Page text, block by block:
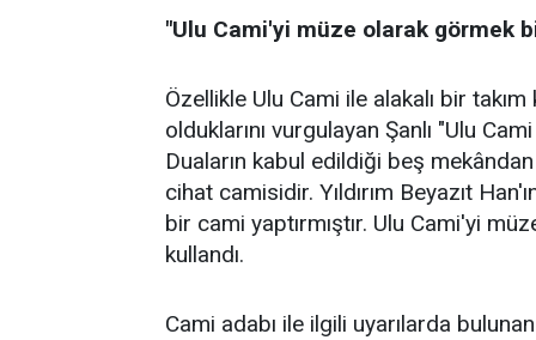
"Ulu Cami'yi müze olarak görmek
Özellikle Ulu Cami ile alakalı bir
olduklarını vurgulayan Şanlı "Ulu
Duaların kabul edildiği beş
cihat camisidir. Yıldırım Beyazıt
bir cami yaptırmıştır. Ulu Cami'yi
kullandı.
Cami adabı ile ilgili uyarılarda